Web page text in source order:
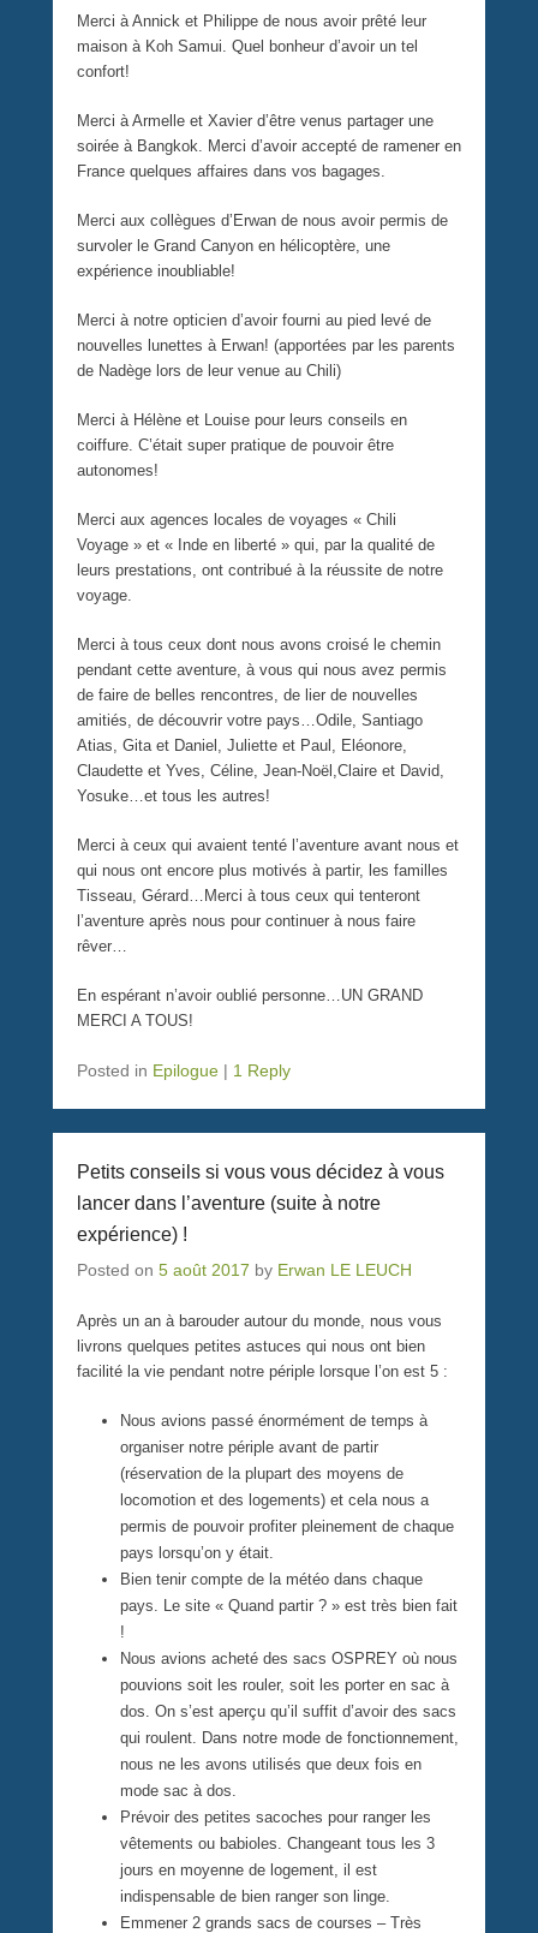
Merci à Annick et Philippe de nous avoir prêté leur
maison à Koh Samui. Quel bonheur d’avoir un tel
confort!
Merci à Armelle et Xavier d’être venus partager une
soirée à Bangkok. Merci d’avoir accepté de ramener en
France quelques affaires dans vos bagages.
Merci aux collègues d’Erwan de nous avoir permis de
survoler le Grand Canyon en hélicoptère, une
expérience inoubliable!
Merci à notre opticien d’avoir fourni au pied levé de
nouvelles lunettes à Erwan! (apportées par les parents
de Nadège lors de leur venue au Chili)
Merci à Hélène et Louise pour leurs conseils en
coiffure. C’était super pratique de pouvoir être
autonomes!
Merci aux agences locales de voyages « Chili
Voyage » et « Inde en liberté » qui, par la qualité de
leurs prestations, ont contribué à la réussite de notre
voyage.
Merci à tous ceux dont nous avons croisé le chemin
pendant cette aventure, à vous qui nous avez permis
de faire de belles rencontres, de lier de nouvelles
amitiés, de découvrir votre pays…Odile, Santiago
Atias, Gita et Daniel, Juliette et Paul, Eléonore,
Claudette et Yves, Céline, Jean-Noël,Claire et David,
Yosuke…et tous les autres!
Merci à ceux qui avaient tenté l’aventure avant nous et
qui nous ont encore plus motivés à partir, les familles
Tisseau, Gérard…Merci à tous ceux qui tenteront
l’aventure après nous pour continuer à nous faire
rêver…
En espérant n’avoir oublié personne…UN GRAND
MERCI A TOUS!
Posted in Epilogue | 1 Reply
Petits conseils si vous vous décidez à vous
lancer dans l’aventure (suite à notre
expérience) !
Posted on 5 août 2017 by Erwan LE LEUCH
Après un an à barouder autour du monde, nous vous
livrons quelques petites astuces qui nous ont bien
facilité la vie pendant notre périple lorsque l’on est 5 :
Nous avions passé énormément de temps à
organiser notre périple avant de partir
(réservation de la plupart des moyens de
locomotion et des logements) et cela nous a
permis de pouvoir profiter pleinement de chaque
pays lorsqu’on y était.
Bien tenir compte de la météo dans chaque
pays. Le site « Quand partir ? » est très bien fait
!
Nous avions acheté des sacs OSPREY où nous
pouvions soit les rouler, soit les porter en sac à
dos. On s’est aperçu qu’il suffit d’avoir des sacs
qui roulent. Dans notre mode de fonctionnement,
nous ne les avons utilisés que deux fois en
mode sac à dos.
Prévoir des petites sacoches pour ranger les
vêtements ou babioles. Changeant tous les 3
jours en moyenne de logement, il est
indispensable de bien ranger son linge.
Emmener 2 grands sacs de courses – Très